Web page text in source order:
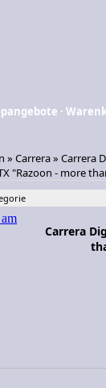
·
» Carrera» Carrera
"Razoon - more
Carrera